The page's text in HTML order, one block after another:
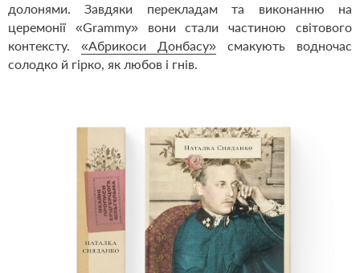
долонями. Завдяки перекладам та виконанню на
церемонії «Grammy» вони стали частиною світового
контексту. «Абрикоси Донбасу» смакують водночас
солодко й гірко, як любов і гнів.